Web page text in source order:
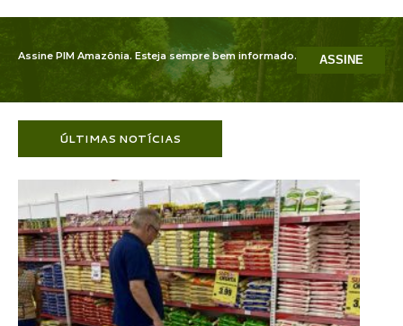
Assine PIM Amazônia. Esteja sempre bem informado. ASSINE
ÚLTIMAS NOTÍCIAS